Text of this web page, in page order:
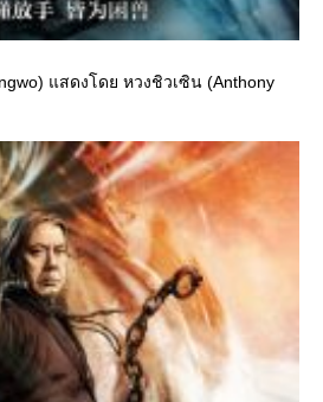
แสดงโดย หวงชิวเซิน (Anthony